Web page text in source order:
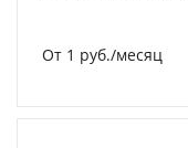
От 1 руб./месяц